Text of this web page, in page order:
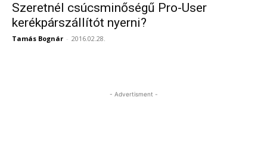
Szeretnél csúcsminőségű Pro-User
kerékpárszállítót nyerni?
Tamás Bognár - 2016.02.28.
- Advertisment -